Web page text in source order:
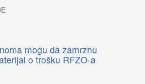
mogu da zamrznu
o trošku RFZO-a